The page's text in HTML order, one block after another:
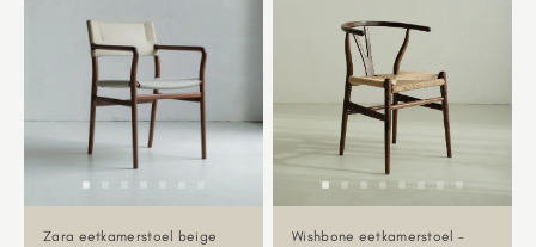
Zara eetkamerstoel beige
Wishbone eetkamerstoel -